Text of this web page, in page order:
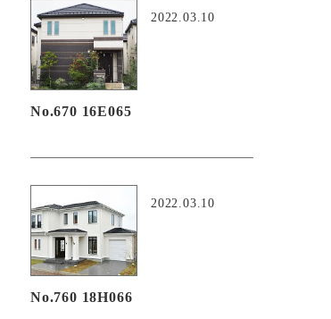
2022.03.10
No.670 16E065
2022.03.10
No.760 18H066